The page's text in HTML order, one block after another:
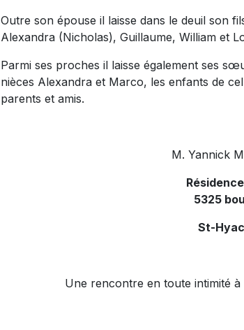
Outre son épouse il laisse dans le deuil son
Alexandra (Nicholas), Guillaume, William et
Parmi ses proches il laisse également ses
nièces Alexandra et Marco, les enfants de
parents et amis.
M. Yannick
5325
St-
Une rencontre en toute intimité